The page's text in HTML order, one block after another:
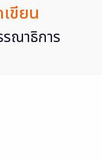
ขียน
ณาธิการ